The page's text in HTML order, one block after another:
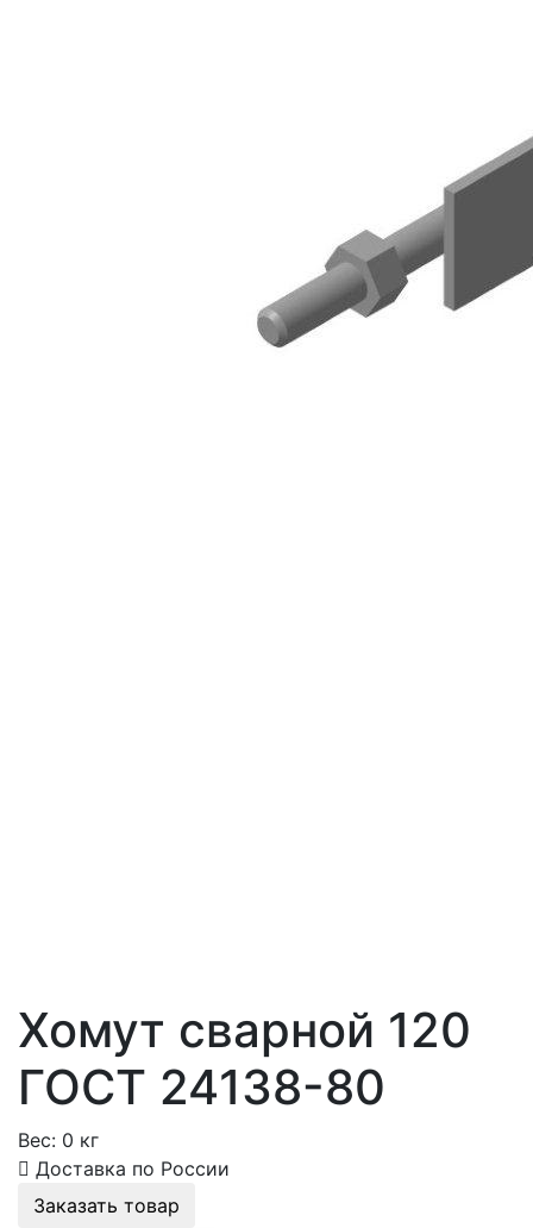
Хомут сварной 120
ГОСТ 24138-80
Вес: 0 кг
Доставка по России
Заказать товар